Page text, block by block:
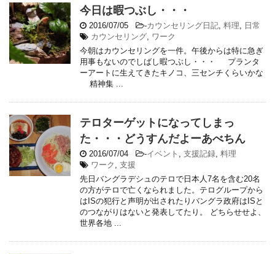
今日は暇つぶし・・・
2016/07/05 -カウンセリング日記 料理
日常
カウンセリング ワーク
今朝はカウンセリングを一件。午後からは特に急ぎ
用事もないのでしばし暇つぶし・・・ プランタ
ーアートに生えてきたキノコ、三センチくらいかな
精神集 ...
テロターゲットになってしまっ
た・・・どうすんだよーあべちん
2016/07/04 -イベント 支援記録 料理
ワーク
支援
先日バングラデシュのテロで日本人7名を含む20名
の方がテロで亡くなられました。テログループから
はISの犯行と声明が出されたりバングラ政府はISと
のつながりはないと発表してたり。 どちらせせよ、
世界各地 ...